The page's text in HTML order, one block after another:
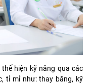
hiện kỹ năng qua các
tỉ mỉ như: thay băng, kỹ